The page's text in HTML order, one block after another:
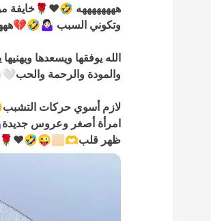
ههههههههه 🤣❤️🌹خايفة من
وتكوني السبب
والمودة والرحمة
لازم أسوي حركات
امرأة أصغر وعروس
ظهر قلب🫶🏻😜🤣❤️🌹ههههههههههههههههههههههههه